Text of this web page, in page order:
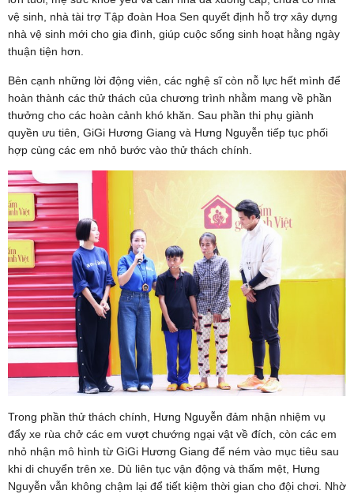
vệ sinh, nhà tài trợ Tập đoàn Hoa Sen quyết định hỗ trợ xây dựng
nhà vệ sinh mới cho gia đình, giúp cuộc sống sinh hoạt hằng ngày
thuận tiện hơn.
Bên cạnh những lời động viên, các nghệ sĩ còn nỗ lực hết mình để
hoàn thành các thử thách của chương trình nhằm mang về phần
thưởng cho các hoàn cảnh khó khăn. Sau phần thi phụ giành
quyền ưu tiên, GiGi Hương Giang và Hưng Nguyễn tiếp tục phối
hợp cùng các em nhỏ bước vào thử thách chính.
Trong phần thử thách chính, Hưng Nguyễn đảm nhận nhiệm vụ
đẩy xe rùa chở các em vượt chướng ngại vật về đích, còn các em
nhỏ nhận mô hình từ GiGi Hương Giang để ném vào mục tiêu sau
khi di chuyển trên xe. Dù liên tục vận động và thấm mệt, Hưng
Nguyễn vẫn không chậm lại để tiết kiệm thời gian cho đội chơi. Nhờ